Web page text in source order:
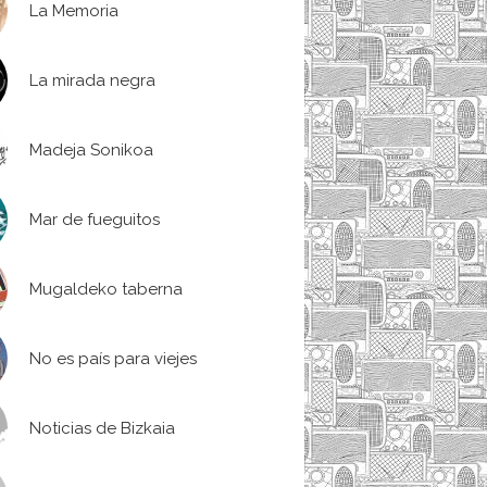
La Memoria
La mirada negra
Madeja Sonikoa
Mar de fueguitos
Mugaldeko taberna
No es país para viejes
Noticias de Bizkaia